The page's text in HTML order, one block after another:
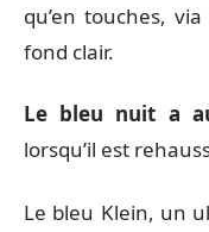
qu’en touches,
fond clair.
Le bleu nuit a
lorsqu’il est
Le bleu Klein, un